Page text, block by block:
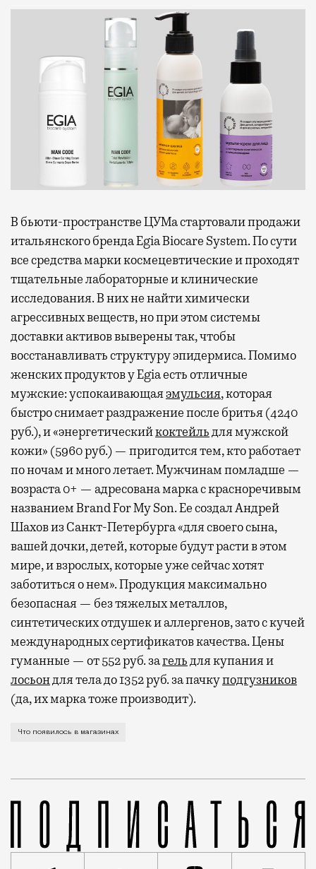
В бьюти-пространстве ЦУМа стартовали продажи
итальянского бренда Egia Biocare System. По сути
все средства марки космецевтические и проходят
тщательные лабораторные и клинические
исследования. В них не найти химически
агрессивных веществ, но при этом системы
доставки активов выверены так, чтобы
восстанавливать структуру эпидермиса. Помимо
женских продуктов у Egia есть отличные
мужские: успокаивающаяэмульсия, которая
быстро снимает раздражение после бритья (4240
руб.), и «энергетическийкоктейльдля мужской
кожи» (5960 руб.) — пригодится тем, кто работает
по ночам и много летает. Мужчинам помладше —
возраста 0+ — адресована марка с красноречивым
названием Brand For My Son. Ее создал Андрей
Шахов из Санкт-Петербурга «для своего сына,
вашей дочки, детей, которые будут расти в этом
мире, и взрослых, которые уже сейчас хотят
заботиться о нем». Продукция максимально
безопасная — без тяжелых металлов,
синтетических отдушек и аллергенов, зато с кучей
международных сертификатов качества. Цены
гуманные — от 552 руб. загельдля купания и
лосьондля тела до 1352 руб. за пачкуподгузников
(да, их марка тоже производит).
Одежда со страусиными перьями и розовые боа,
Что появилось в магазинах